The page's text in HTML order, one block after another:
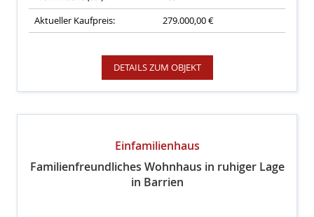
Aktueller Kaufpreis:
279.000,00 €
DETAILS ZUM OBJEKT
Einfamilienhaus
Familienfreundliches Wohnhaus in ruhiger Lage
in Barrien